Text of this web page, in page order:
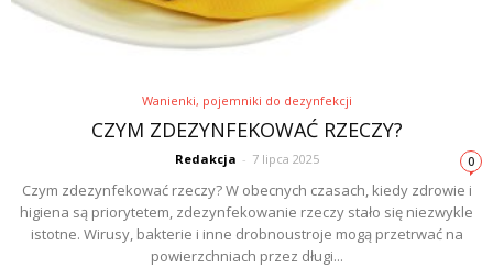
Wanienki, pojemniki do dezynfekcji
CZYM ZDEZYNFEKOWAĆ RZECZY?
Redakcja - 7 lipca 2025 0
Czym zdezynfekować rzeczy? W obecnych czasach, kiedy zdrowie i
higiena są priorytetem, zdezynfekowanie rzeczy stało się niezwykle
istotne. Wirusy, bakterie i inne drobnoustroje mogą przetrwać na
powierzchniach przez długi...